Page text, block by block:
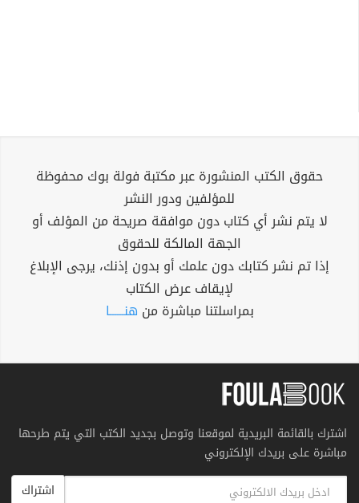
حقوق الكتب المنشورة عبر مكتبة فولة بوك محفوظة
للمؤلفين ودور النشر
لا يتم نشر أي كتاب دون موافقة صريحة من المؤلف أو
الجهة المالكة للحقوق
إذا تم نشر كتابك دون علمك أو بدون إذنك، يرجى الإبلاغ
لإيقاف عرض الكتاب
بمراسلتنا مباشرة من هنــــــا
اشترك بالقائمة البريدية لموقعنا وتوصل بجديد الكتب التي يتم طرحها
مباشرة على بريدك الإلكتروني
اشتراك